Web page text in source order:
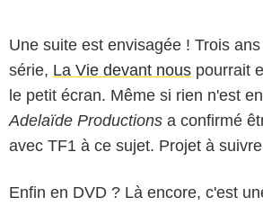
Une suite est envisagée ! Trois
série, La Vie devant nous pourrait
le petit écran. Même si rien n'est
Adelaïde Productions a confirmé
avec TF1 à ce sujet. Projet à
Enfin en DVD ? Là encore, c'est